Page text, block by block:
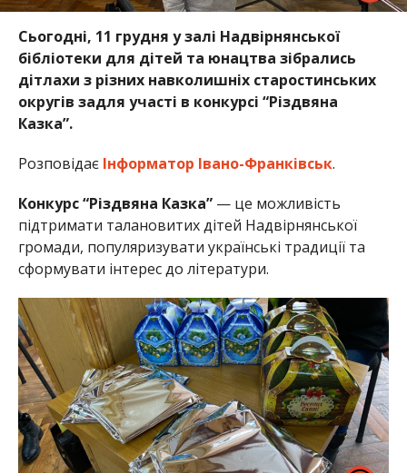
Сьогодні, 11 грудня у залі Надвірнянської
бібліотеки для дітей та юнацтва зібрались
дітлахи з різних навколишніх старостинських
округів задля участі в конкурсі “Різдвяна
Казка”.
РозповідаєІнформатор Івано-Франківськ.
Конкурс “Різдвяна Казка”— це можливість
підтримати талановитих дітей Надвірнянської
громади, популяризувати українські традиції та
сформувати інтерес до літератури.